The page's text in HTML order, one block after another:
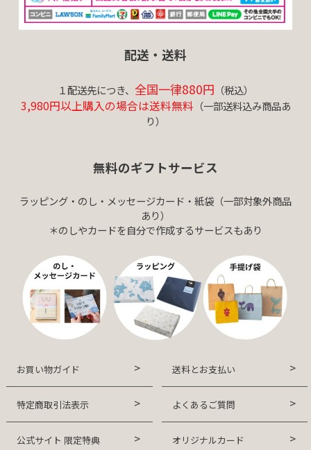
配送・送料
１配送先につき、 全国一律880円 （税込）
3,980円以上購入の場合は送料無料 （一部送料込み商品あ
り）
無料のギフトサービス
ラッピング・のし・メッセージカード・紙袋（一部対象外商品
あり）
＊のしやカードを自分で作成するサービスもあり
お買い物ガイド 送料とお支払い
特定商取引法表示 よくあるご質問
公式サイト 限定特典 オリジナルカード